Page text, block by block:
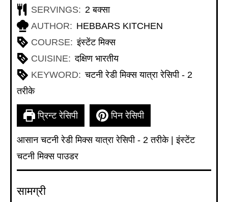
SERVINGS: 2 बक्सा
AUTHOR: HEBBARS KITCHEN
COURSE: इंस्टेंट मिक्स
CUISINE: दक्षिण भारतीय
KEYWORD: चटनी रेडी मिक्स यात्रा रेसिपी - 2
तरीके
प्रिन्ट रेसिपी पिन रेसिपी
आसान चटनी रेडी मिक्स यात्रा रेसिपी - 2 तरीके | इंस्टेंट
चटनी मिक्स पाउडर
सामग्री